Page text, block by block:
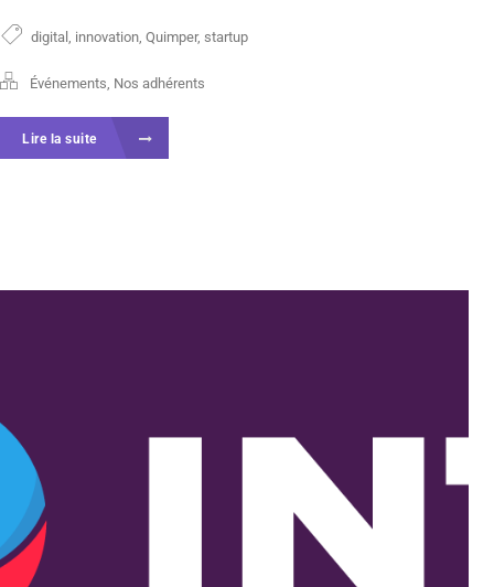
digital innovation Quimper, startup
Événements Nos adhérents
Lire la suite